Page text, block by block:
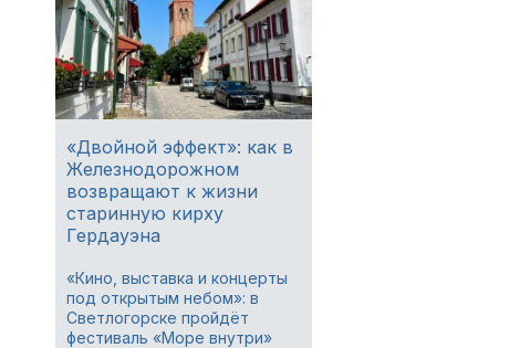
«Двойной эффект»: как в
Железнодорожном
возвращают к жизни
старинную кирху
Гердауэна
«Кино, выставка и концерты
под открытым небом»: в
Светлогорске пройдёт
фестиваль «Море внутри»